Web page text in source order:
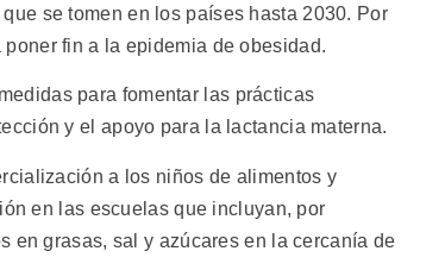
se tomen en los países hasta 2030. Por
fin a la epidemia de obesidad.
para fomentar las prácticas
y el apoyo para la lactancia materna.
a los niños de alimentos y
en las escuelas que incluyan, por
en grasas, sal y azúcares en la cercanía de